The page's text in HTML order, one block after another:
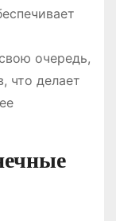
очередь,
что делает